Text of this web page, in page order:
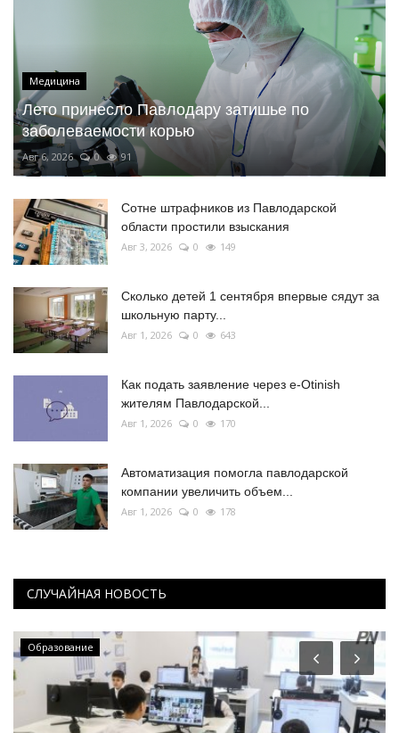
Медицина
Лето принесло Павлодару затишье по
заболеваемости корью
Авг 6, 2026 0 91
Сотне штрафников из Павлодарской
области простили взыскания
Авг 3, 2026 0 149
Сколько детей 1 сентября впервые сядут за
школьную парту...
Авг 1, 2026 0 643
Как подать заявление через e-Otinish
жителям Павлодарской...
Авг 1, 2026 0 170
Автоматизация помогла павлодарской
компании увеличить объем...
Авг 1, 2026 0 178
СЛУЧАЙНАЯ НОВОСТЬ
Образование